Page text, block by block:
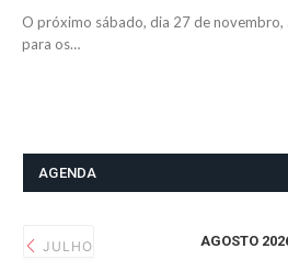
O próximo sábado, dia 27 de novembro,
para os…
AGENDA
JULHO AGOSTO